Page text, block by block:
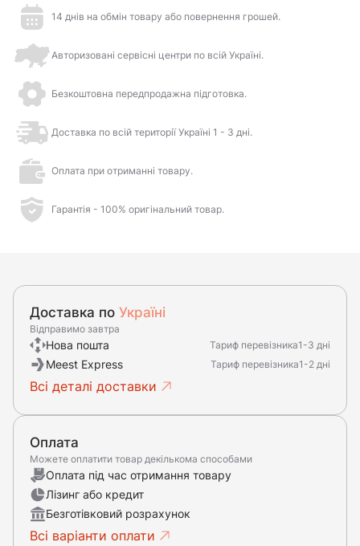
14 днів на обмін товару або повернення грошей.
Авторизовані сервісні центри по всій Україні.
Безкоштовна передпродажна підготовка.
Доставка по всій території Україні 1 - 3 дні.
Оплата при отриманні товару.
Гарантія - 100% оригінальний товар.
Доставка по Україні
Відправимо завтра
Нова пошта Тариф перевізника1-3 дні
Meest Express Тариф перевізника1-2 дні
Всі деталі доставки
Оплата
Можете оплатити товар декількома способами
Оплата під час отримання товару
Лізинг або кредит
Безготівковий розрахунок
Всі варіанти оплати